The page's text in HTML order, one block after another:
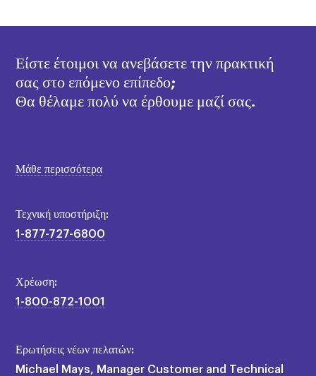
Είστε έτοιμοι να ανεβάσετε την πρακτική
σας στο επόμενο επίπεδο;
Θα θέλαμε πολύ να έρθουμε μαζί σας.
Μάθε περισσότερα
Τεχνική υποστήριξη:
1-877-727-6800
Χρέωση:
1-800-872-1001
Ερωτήσεις νέων πελατών:
Michael Mays, Manager Customer and Technical